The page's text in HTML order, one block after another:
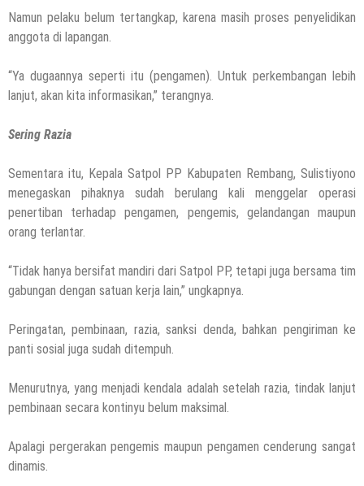
Suyuthi
UKW Disebut Sebagai Mahkota Seorang
Wartawan, Se Indonesia Luluskan Lebih
Namun pelaku belum tertangkap, karena masih proses penyelidikan
anggota di lapangan.
“Ya dugaannya seperti itu (pengamen). Untuk perkembangan lebih
lanjut, akan kita informasikan,” terangnya.
Sering Razia
Sementara itu, Kepala Satpol PP Kabupaten Rembang, Sulistiyono
menegaskan pihaknya sudah berulang kali menggelar operasi
penertiban terhadap pengamen, pengemis, gelandangan maupun
orang terlantar.
“Tidak hanya bersifat mandiri dari Satpol PP, tetapi juga bersama tim
gabungan dengan satuan kerja lain,” ungkapnya.
Peringatan, pembinaan, razia, sanksi denda, bahkan pengiriman ke
panti sosial juga sudah ditempuh.
Menurutnya, yang menjadi kendala adalah setelah razia, tindak lanjut
pembinaan secara kontinyu belum maksimal.
Apalagi pergerakan pengemis maupun pengamen cenderung sangat
dinamis.